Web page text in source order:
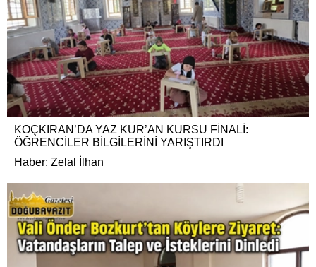
KOÇKIRAN’DA YAZ KUR’AN KURSU FİNALİ:
ÖĞRENCİLER BİLGİLERİNİ YARIŞTIRDI
Haber: Zelal İlhan